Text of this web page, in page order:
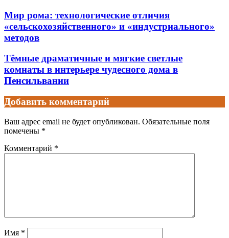
Мир рома: технологические отличия
«сельскохозяйственного» и «индустриального»
методов
Тёмные драматичные и мягкие светлые
комнаты в интерьере чудесного дома в
Пенсильвании
Добавить комментарий
Ваш адрес email не будет опубликован. Обязательные поля
помечены *
Комментарий *
Имя *